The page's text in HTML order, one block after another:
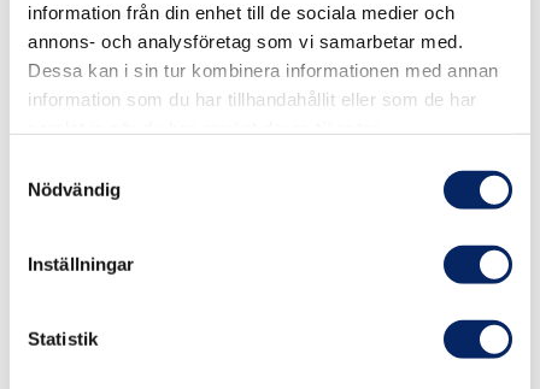
information från din enhet till de sociala medier och
annons- och analysföretag som vi samarbetar med.
Dessa kan i sin tur kombinera informationen med annan
information som du har tillhandahållit eller som de har
Nödvändig
Inställningar
Statistik
naturliga valet
Ruissalo Spa, beläget på ön Runsala bara 15